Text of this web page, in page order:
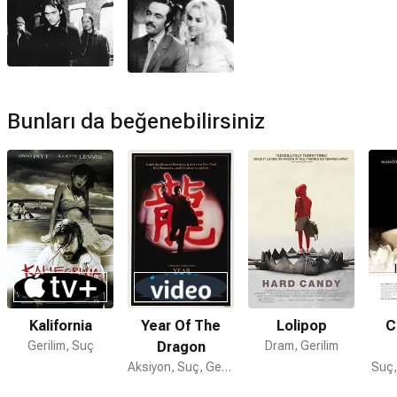
Terörist filmi müzikleriDavid Holmes
Tenniswood ,David Holmestarafından hazırlanmıştır.
Terörist devam filmi var mı?
Bunları da beğenebilirsiniz
Kalifornia
Gerilim, Suç
Year Of The
Dragon
Aksiyon, Suç, Gerilim
Lolipop
Dram, Gerilim